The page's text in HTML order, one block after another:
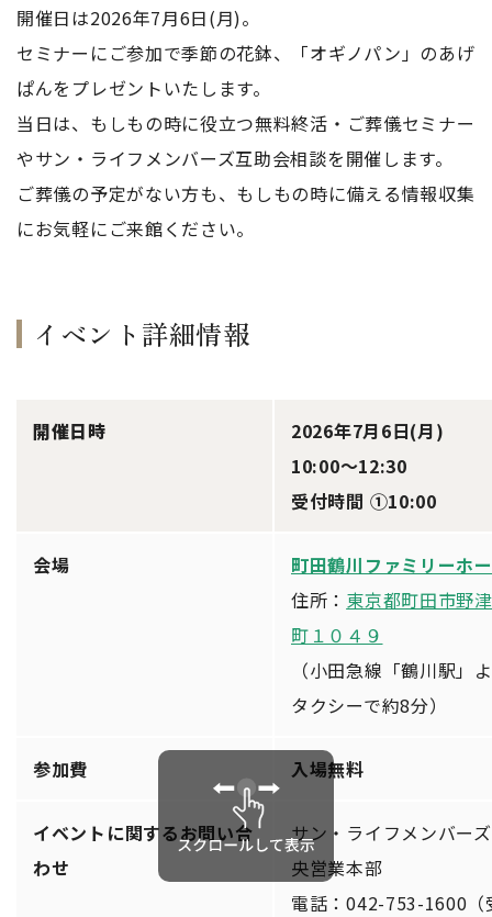
開催日は2026年7月6日(月)。
セミナーにご参加で季節の花鉢、「オギノパン」のあげ
ぱんをプレゼントいたします。
当日は、もしもの時に役立つ無料終活・ご葬儀セミナー
やサン・ライフメンバーズ互助会相談を開催します。
ご葬儀の予定がない方も、もしもの時に備える情報収集
にお気軽にご来館ください。
イベント詳細情報
開催日時
2026年7月6日(月)
10:00～12:30
受付時間 ①10:00
会場
町田鶴川ファミリーホ
住所： 東京都町田市野
町１０４９
（小田急線「鶴川駅」
タクシーで約8分）
参加費 入場無料
イベントに関するお問い合
わせ
サン・ライフメンバー
央営業本部
電話：042-753-1600（